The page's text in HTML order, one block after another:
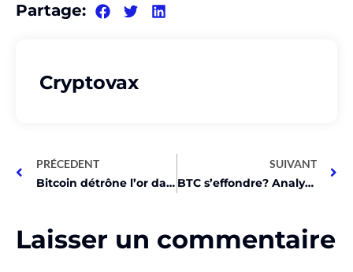
Partage:
Cryptovax
PRÉCEDENT
Bitcoin détrône l’or dans les portefeuilles, selon JPMorgan!
SUIVANT
BTC s’effondre? Analyse prédit chute à 45K!
Laisser un commentaire